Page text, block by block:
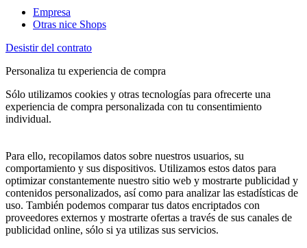
Empresa
Otras nice Shops
Desistir del contrato
Personaliza tu experiencia de compra
Sólo utilizamos cookies y otras tecnologías para ofrecerte una
experiencia de compra personalizada con tu consentimiento
individual.
Para ello, recopilamos datos sobre nuestros usuarios, su
comportamiento y sus dispositivos. Utilizamos estos datos para
optimizar constantemente nuestro sitio web y mostrarte publicidad y
contenidos personalizados, así como para analizar las estadísticas de
uso. También podemos comparar tus datos encriptados con
proveedores externos y mostrarte ofertas a través de sus canales de
publicidad online, sólo si ya utilizas sus servicios.